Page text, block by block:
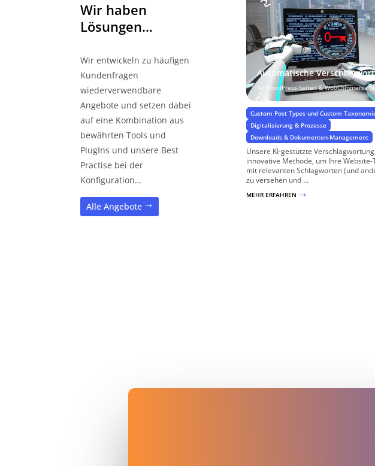
Wir haben
Lösungen…
Wir entwickeln zu häufigen
Kundenfragen
wiederverwendbare
Angebote und setzen dabei
auf eine Kombination aus
bewährten Tools und
PlugIns und unsere Best
Practise bei der
Konfiguration…
Alle Angebote
Automatische
für WordPress-Seiten & WooCommerce
Custom Post Types und Custom
Digitalisierung & Prozesse
Downloads & Dokumenten-Management
Unsere KI-gestützte
innovative Methode, um Ihre
mit relevanten Schlagworten (und
zu versehen und ...
MEHR ERFAHREN $